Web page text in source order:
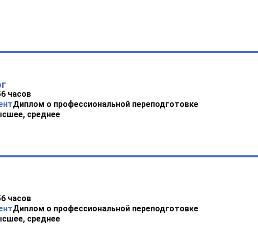
часов
Диплом о профессиональной переподготовке
среднее
часов
Диплом о профессиональной переподготовке
среднее